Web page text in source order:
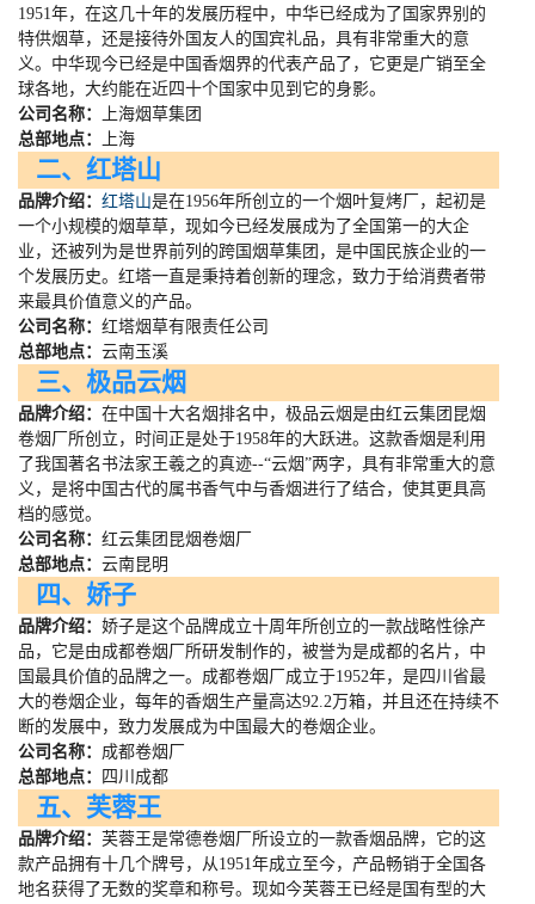
1951年，在这几十年的发展历程中，中华已经成为了国家界别的
特供烟草，还是接待外国友人的国宾礼品，具有非常重大的意
义。中华现今已经是中国香烟界的代表产品了，它更是广销至全
球各地，大约能在近四十个国家中见到它的身影。
公司名称：
上海烟草集团
总部地点：
上海
二、红塔山
品牌介绍： 红塔山是在1956年所创立的一个烟叶复烤厂，起初是
一个小规模的烟草草，现如今已经发展成为了全国第一的大企
业，还被列为是世界前列的跨国烟草集团，是中国民族企业的一
个发展历史。红塔一直是秉持着创新的理念，致力于给消费者带
来最具价值意义的产品。
公司名称： 红塔烟草有限责任公司
总部地点： 云南玉溪
三、极品云烟
品牌介绍： 在中国十大名烟排名中，极品云烟是由红云集团昆烟
卷烟厂所创立，时间正是处于1958年的大跃进。这款香烟是利用
了我国著名书法家王羲之的真迹--“云烟”两字，具有非常重大的意
义，是将中国古代的属书香气中与香烟进行了结合，使其更具高
档的感觉。
公司名称： 红云集团昆烟卷烟厂
总部地点： 云南昆明
四、娇子
品牌介绍： 娇子是这个品牌成立十周年所创立的一款战略性徐产
品，它是由成都卷烟厂所研发制作的，被誉为是成都的名片，中
国最具价值的品牌之一。成都卷烟厂成立于1952年，是四川省最
大的卷烟企业，每年的香烟生产量高达92.2万箱，并且还在持续不
断的发展中，致力发展成为中国最大的卷烟企业。
公司名称： 成都卷烟厂
总部地点：
四川成都
五、芙蓉王
品牌介绍： 芙蓉王是常德卷烟厂所设立的一款香烟品牌，它的这
款产品拥有十几个牌号，从1951年成立至今，产品畅销于全国各
地名获得了无数的奖章和称号。现如今芙蓉王已经是国有型的大